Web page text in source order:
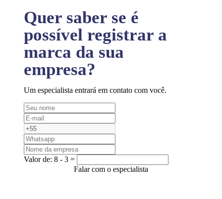
Quer saber se é
possível registrar a
marca da sua
empresa?
Um especialista entrará em contato com você.
Valor de: 8 - 3 =
Falar com o especialista